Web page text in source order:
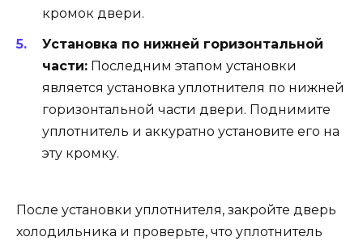
кромок двери.
Установка по нижней горизонтальной
части: Последним этапом установки
является установка уплотнителя по нижней
горизонтальной части двери. Поднимите
уплотнитель и аккуратно установите его на
эту кромку.
После установки уплотнителя, закройте дверь
холодильника и проверьте, что уплотнитель